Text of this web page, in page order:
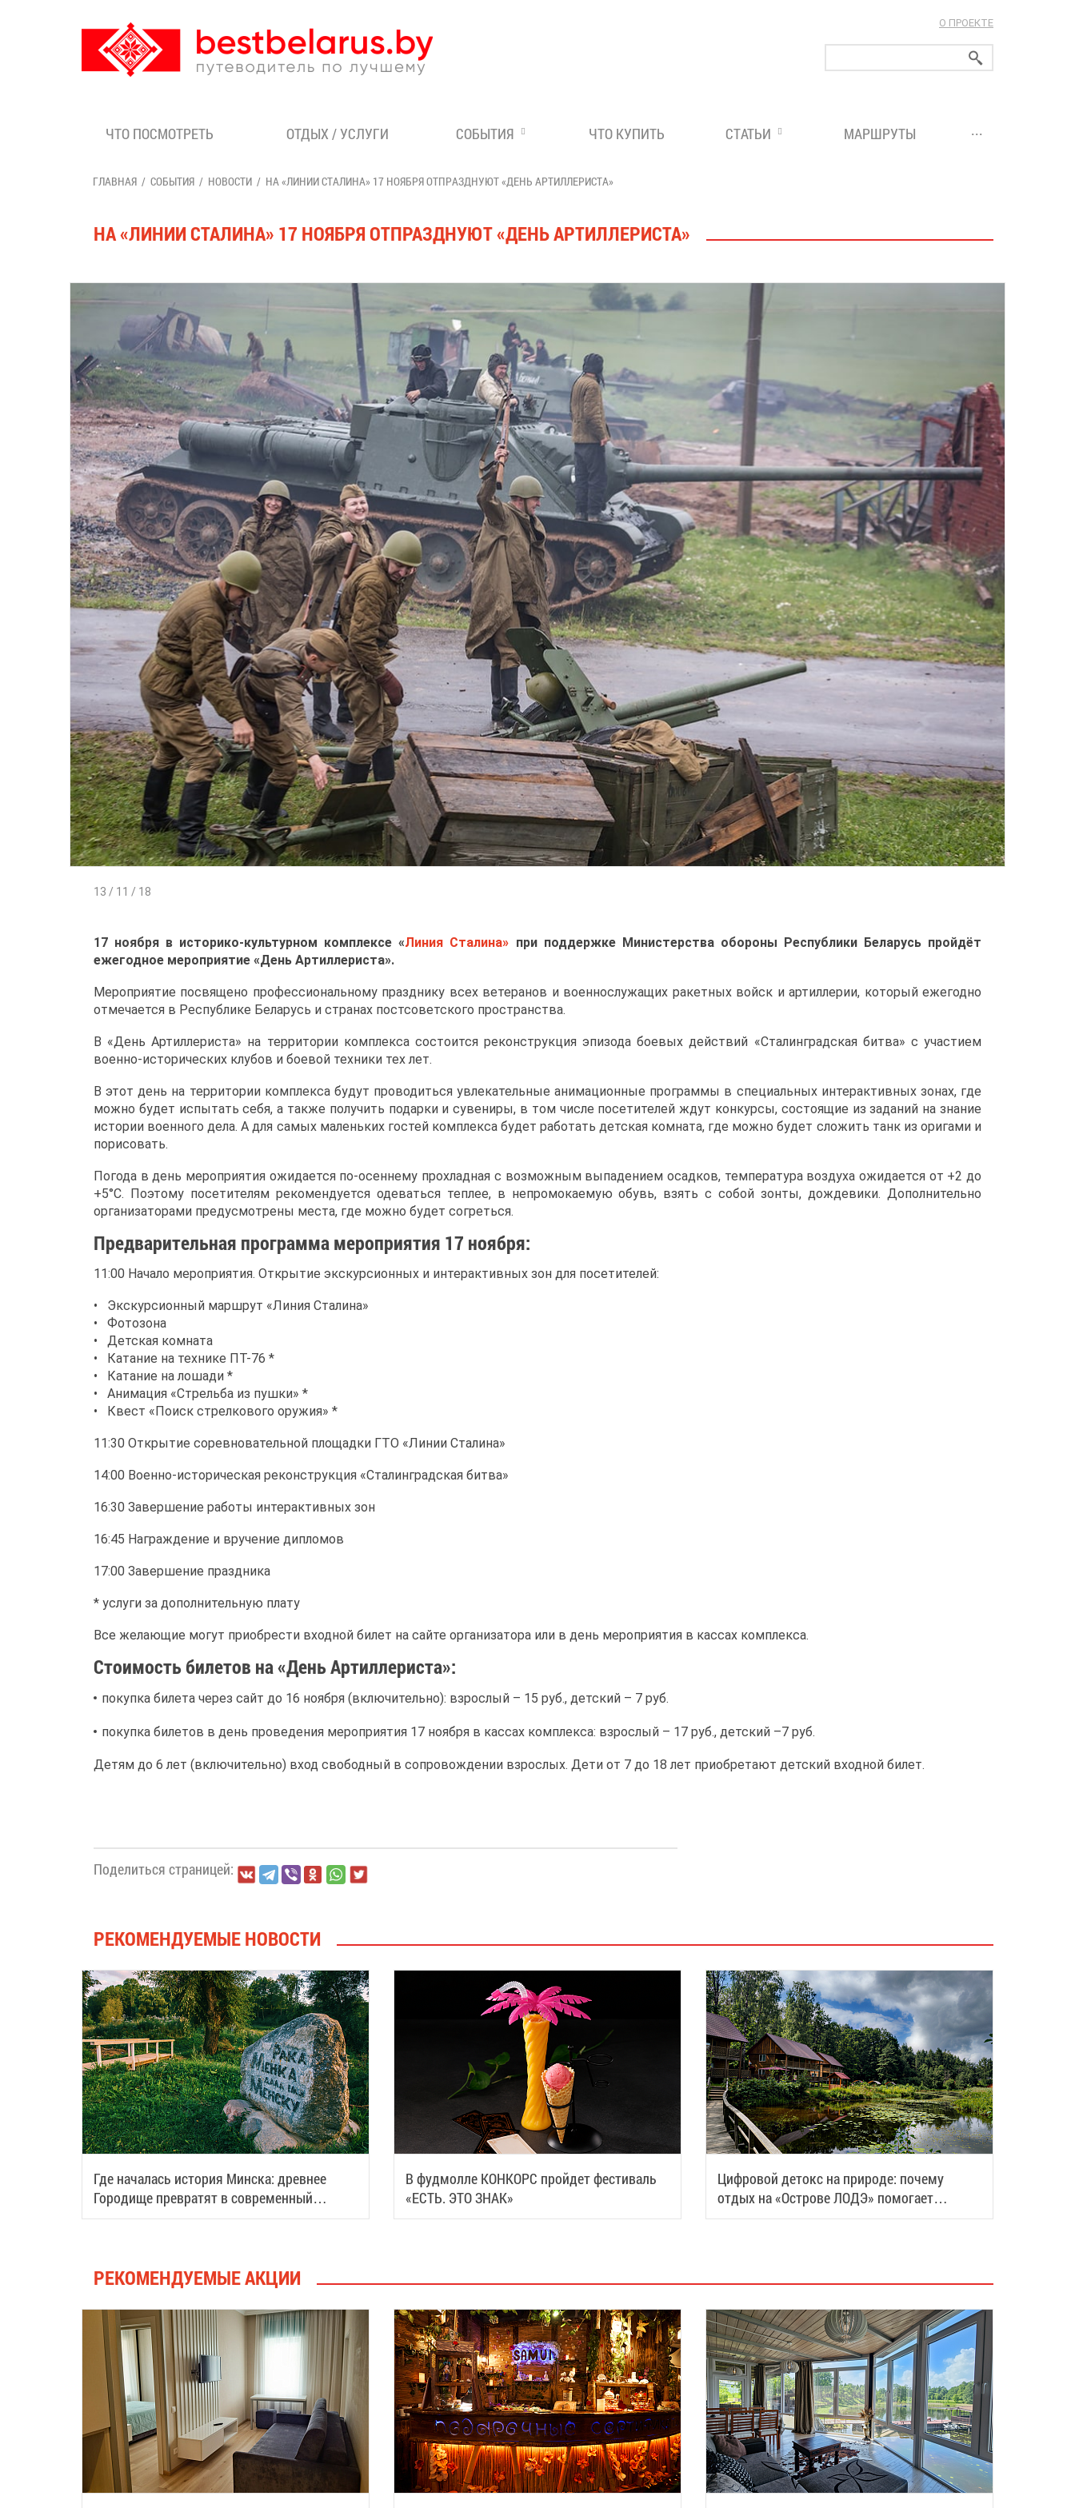
О ПРОЕКТЕ
ЧТО ПОСМОТРЕТЬ ОТДЫХ / УСЛУГИ СОБЫТИЯ ЧТО КУПИТЬ СТАТЬИ МАРШРУТЫ ...
ГЛАВНАЯ СОБЫТИЯ НОВОСТИ НА «ЛИНИИ СТАЛИНА» 17 НОЯБРЯ ОТПРАЗДНУЮТ «ДЕНЬ АРТИЛЛЕРИСТА»
НА «ЛИНИИ СТАЛИНА» 17 НОЯБРЯ ОТПРАЗДНУЮТ «ДЕНЬ АРТИЛЛЕРИСТА»
13 / 11 / 18
17 ноября в историко-культурном комплексе «Линия Сталина» при поддержке Министерства обороны Республики Беларусь пройдёт
ежегодное мероприятие «День Артиллериста».
Мероприятие посвящено профессиональному празднику всех ветеранов и военнослужащих ракетных войск и артиллерии, который ежегодно
отмечается в Республике Беларусь и странах постсоветского пространства.
В «День Артиллериста» на территории комплекса состоится реконструкция эпизода боевых действий «Сталинградская битва» с участием
военно-исторических клубов и боевой техники тех лет.
В этот день на территории комплекса будут проводиться увлекательные анимационные программы в специальных интерактивных зонах, где
можно будет испытать себя, а также получить подарки и сувениры, в том числе посетителей ждут конкурсы, состоящие из заданий на знание
истории военного дела. А для самых маленьких гостей комплекса будет работать детская комната, где можно будет сложить танк из оригами и
порисовать.
Погода в день мероприятия ожидается по-осеннему прохладная с возможным выпадением осадков, температура воздуха ожидается от +2 до
+5°С. Поэтому посетителям рекомендуется одеваться теплее, в непромокаемую обувь, взять с собой зонты, дождевики. Дополнительно
организаторами предусмотрены места, где можно будет согреться.
Предварительная программа мероприятия 17 ноября:
11:00 Начало мероприятия. Открытие экскурсионных и интерактивных зон для посетителей:
• Экскурсионный маршрут «Линия Сталина»
• Фотозона
• Детская комната
• Катание на технике ПТ-76 *
• Катание на лошади *
• Анимация «Стрельба из пушки» *
• Квест «Поиск стрелкового оружия» *
11:30 Открытие соревновательной площадки ГТО «Линии Сталина»
14:00 Военно-историческая реконструкция «Сталинградская битва»
16:30 Завершение работы интерактивных зон
16:45 Награждение и вручение дипломов
17:00 Завершение праздника
* услуги за дополнительную плату
Все желающие могут приобрести входной билет на сайте организатора или в день мероприятия в кассах комплекса.
Стоимость билетов на «День Артиллериста»:
покупка билета через сайт до 16 ноября (включительно): взрослый – 15 руб., детский – 7 руб.
покупка билетов в день проведения мероприятия 17 ноября в кассах комплекса: взрослый – 17 руб., детский –7 руб.
Детям до 6 лет (включительно) вход свободный в сопровождении взрослых. Дети от 7 до 18 лет приобретают детский входной билет.
Поделиться страницей:
РЕКОМЕНДУЕМЫЕ НОВОСТИ
Где началась история Минска: древнее
Городище превратят в современный
туристический центр
В фудмолле КОНКОРС пройдет фестиваль
«ЕСТЬ. ЭТО ЗНАК»
Цифровой детокс на природе: почему
отдых на «Острове ЛОДЭ» помогает
восстановить силы
РЕКОМЕНДУЕМЫЕ АКЦИИ